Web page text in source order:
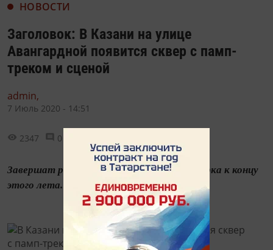
НОВОСТИ
Заголовок: В Казани на улице
Авангардной появится сквер с памп-
треком и сценой
admin,
7 Июль 2020 - 14:51
2347 0
Завершат работы по благоустройству парка к концу
этого лета.